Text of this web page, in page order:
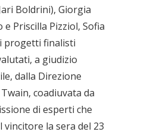
Boldrini), Giorgia
e Priscilla Pizziol, Sofia
progetti finalisti
a giudizio
dalla Direzione
coadiuvata da
di esperti che
vincitore la sera del 23